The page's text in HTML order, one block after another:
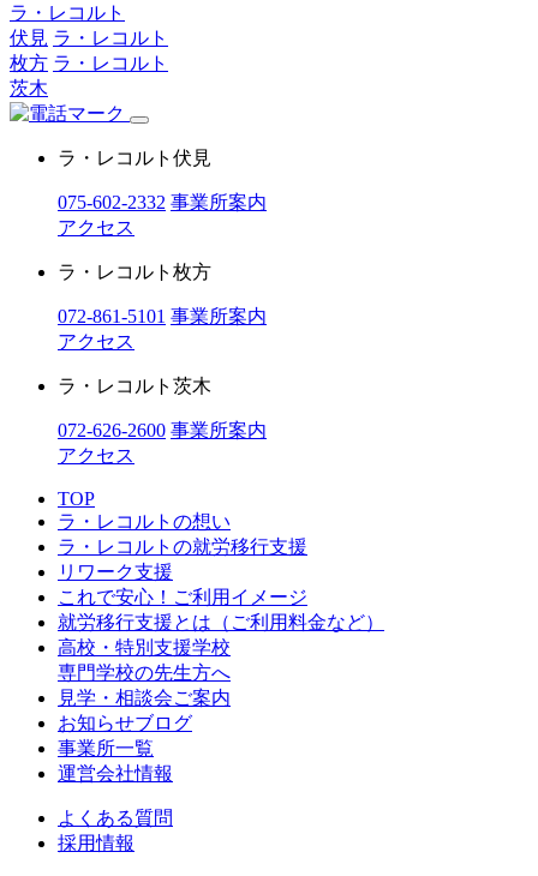
ラ・レコルト
伏見 ラ・レコルト
枚方 ラ・レコルト
茨木
ラ・レコルト伏見
075-602-2332 事業所案内
アクセス
ラ・レコルト枚方
072-861-5101 事業所案内
アクセス
ラ・レコルト茨木
072-626-2600 事業所案内
アクセス
TOP
ラ・レコルトの想い
ラ・レコルトの就労移行支援
リワーク支援
これで安心！ご利用イメージ
就労移行支援とは（ご利用料金など）
高校・特別支援学校
専門学校の先生方へ
見学・相談会ご案内
お知らせブログ
事業所一覧
運営会社情報
よくある質問
採用情報